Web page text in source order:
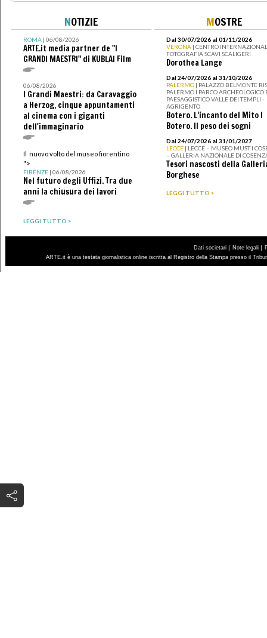
NOTIZIE
ROMA| 06/08/2026
ARTE.it media partner de "I
GRANDI MAESTRI" di KUBLAI Film
06/08/2026
I Grandi Maestri: da Caravaggio
a Herzog, cinque appuntamenti
al cinema con i giganti
dell'immaginario
Il nuovo volto del museo fiorentino
">
FIRENZE| 06/08/2026
Nel futuro degli Uffizi. Tra due
anni la chiusura dei lavori
LEGGI TUTTO >
MOSTRE
Dal 30/07/2026 al 01/11/2026
VERONA | CENTRO
FOTOGRAFIA SCAVI SCALIGERI
Dorothea Lange
Dal 24/07/2026 al 31/10/2026
PALERMO | PALAZZO BELMONTE
PALERMO I PARCO ARCHEOLOGICO
PAESAGGISTICO VALLE DEI TEMPLI -
AGRIGENTO
Botero. L’incanto del Mito I
Botero. Il peso dei sogni
Dal 24/07/2026 al 31/01/2027
LECCE | LECCE – MUSEO MUST I
– GALLERIA NAZIONALE DI
Tesori nascosti della
Borghese
LEGGI TUTTO >
Dati societari | Note legali |
ARTE.it è una testata giornalistica online iscritta al Registro della Stampa presso il